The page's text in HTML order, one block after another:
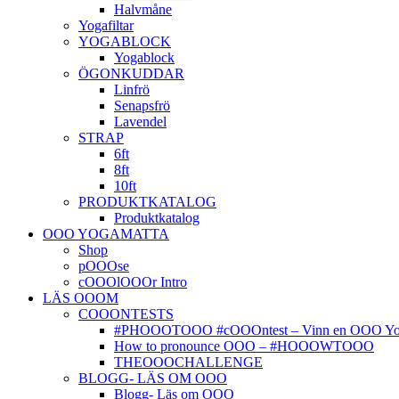
Halvmåne
Yogafiltar
YOGABLOCK
Yogablock
ÖGONKUDDAR
Linfrö
Senapsfrö
Lavendel
STRAP
6ft
8ft
10ft
PRODUKTKATALOG
Produktkatalog
OOO YOGAMATTA
Shop
pOOOse
cOOOlOOOr Intro
LÄS OOOM
COOONTESTS
#PHOOOTOOO #cOOOntest – Vinn en OOO
How to pronounce OOO – #HOOOWTOOO
THEOOOCHALLENGE
BLOGG- LÄS OM OOO
Blogg- Läs om OOO